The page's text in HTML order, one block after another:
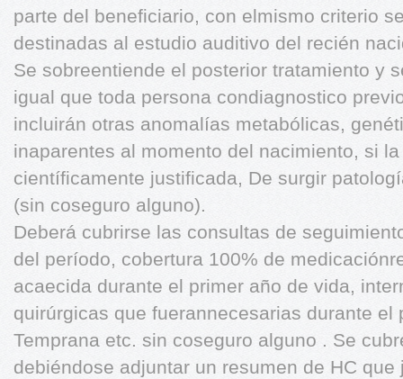
parte del beneficiario, con elmismo criterio
destinadas al estudio auditivo del recién
Se sobreentiende el posterior tratamiento y
igual que toda persona condiagnostico
incluirán otras anomalías metabólicas,
inaparentes al momento del nacimiento, si
científicamente justificada, De surgir
(sin coseguro alguno).
Deberá cubrirse las consultas de
del período, cobertura 100% de
acaecida durante el primer año de vida,
quirúrgicas que fuerannecesarias durante el
Temprana etc. sin coseguro alguno . Se
debiéndose adjuntar un resumen de HC